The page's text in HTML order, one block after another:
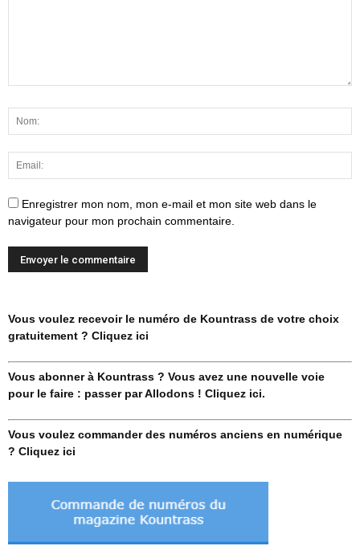
Enregistrer mon nom, mon e-mail et mon site web dans le
navigateur pour mon prochain commentaire.
Vous voulez recevoir le numéro de Kountrass de votre choix
gratuitement ? Cliquez ici
Vous abonner à Kountrass ? Vous avez une nouvelle voie
pour le faire : passer par Allodons ! Cliquez ici.
Vous voulez commander des numéros anciens en numérique
? Cliquez ici